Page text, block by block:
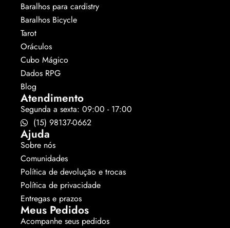
Baralhos para cardistry
Baralhos Bicycle
Tarot
Oráculos
Cubo Mágico
Dados RPG
Blog
Atendimento
Segunda a sexta: 09:00 - 17:00
(15) 98137-0662
Ajuda
Sobre nós
Comunidades
Política de devolução e trocas
Política de privacidade
Entregas e prazos
Meus Pedidos
Acompanhe seus pedidos